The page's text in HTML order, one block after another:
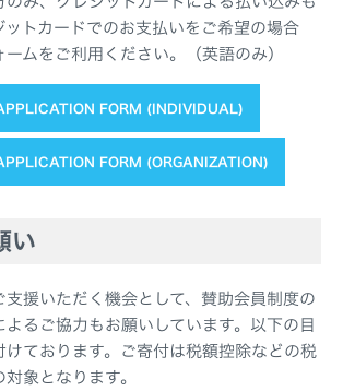
ットカードでのお支払いをご希望の場合
ムをご利用ください。（英語のみ）
FORM (INDIVIDUAL)
FORM (ORGANIZATION)
い
支援いただく機会として、賛助会員制度の
よるご協力もお願いしています。以下の目
けております。ご寄付は税額控除などの税
象となります。